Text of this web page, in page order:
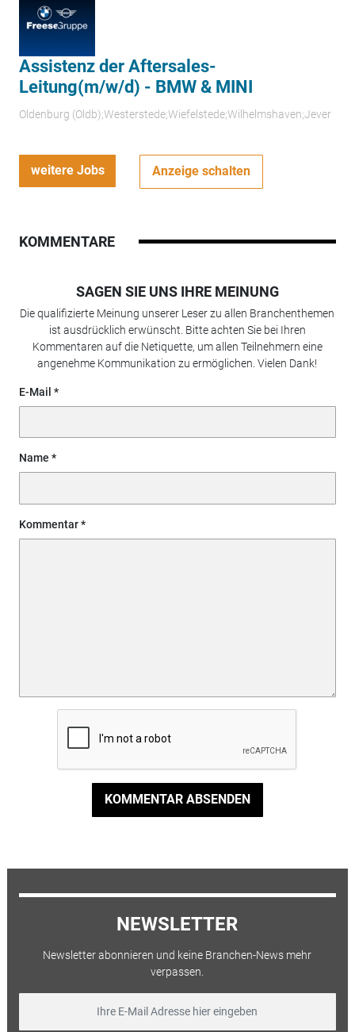
Assistenz der Aftersales-
Leitung(m/w/d) - BMW & MINI
Oldenburg (Oldb);Westerstede;Wiefelstede;Wilhelmshaven;Jever
weitere Jobs Anzeige schalten
KOMMENTARE
SAGEN SIE UNS IHRE MEINUNG
Die qualifizierte Meinung unserer Leser zu allen Branchenthemen
ist ausdrücklich erwünscht. Bitte achten Sie bei Ihren
Kommentaren auf die Netiquette, um allen Teilnehmern eine
angenehme Kommunikation zu ermöglichen. Vielen Dank!
E-Mail
Name
Kommentar
KOMMENTAR ABSENDEN
NEWSLETTER
Newsletter abonnieren und keine Branchen-News mehr
verpassen.